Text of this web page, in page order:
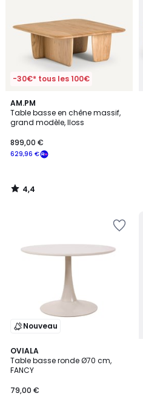
-30€* tous les 100€
AM.PM
Table basse en chêne massif,
grand modèle, Iloss
629,96 €
899,00 €
4,4
/ 5
4,4
/
Nouveau
OVIALA
Table basse ronde Ø70 cm,
FANCY
79,00 €
3
Couleurs